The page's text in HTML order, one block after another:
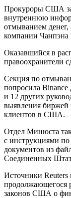
Прокуроры США
внутреннюю
отмыванием денег,
компании
Оказавшийся в
правоохранители
Секция по
попросила Binance
и 12 других
выявления биржей
клиентов в США.
Отдел Минюста
с инструкциями
документов из
Соединенных
Источники
продолжающегося
законов США о